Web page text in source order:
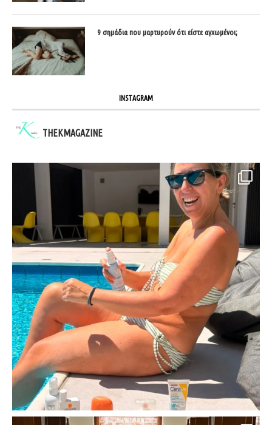
9 σημάδια που μαρτυρούν ότι είστε αγχωμένοι;
INSTAGRAM
THEKMAGAZINE